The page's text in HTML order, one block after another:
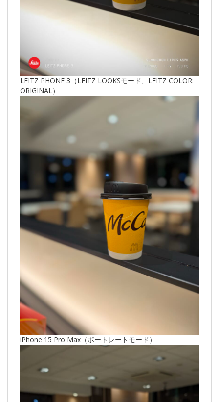
LEITZ PHONE 3（LEITZ LOOKSモード、LEITZ COLOR:
ORIGINAL）
iPhone 15 Pro Max（ポートレートモード）